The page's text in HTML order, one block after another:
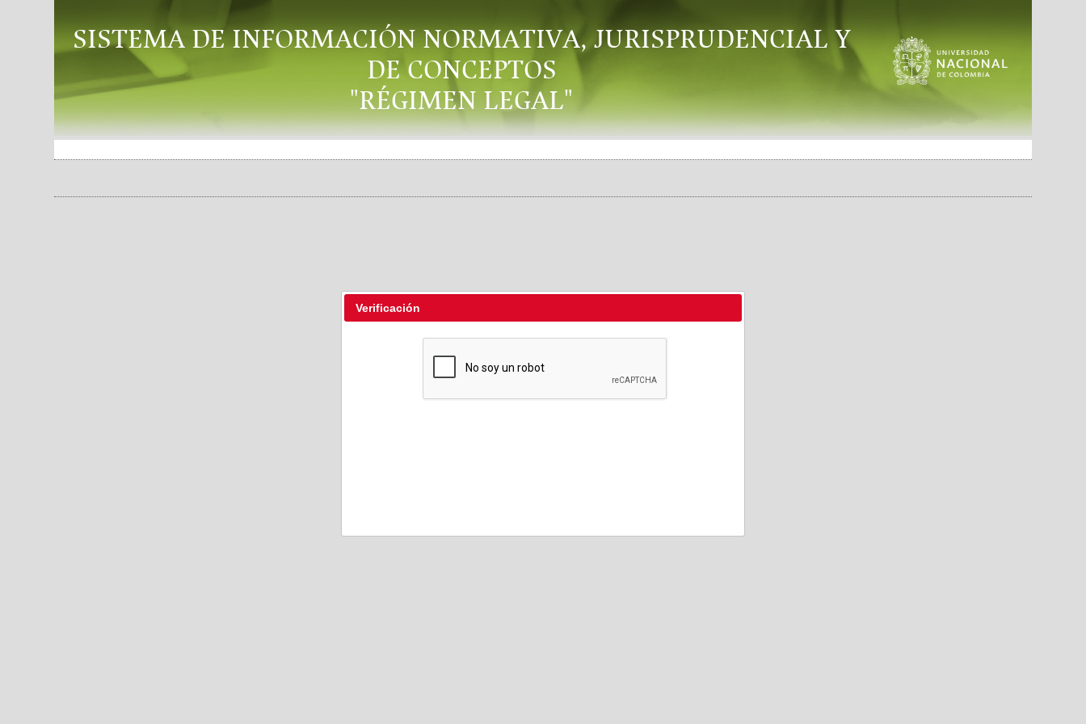
SISTEMA DE INFORMACIÓN NORMATIVA, JURISPRUDENCIAL Y
DE CONCEPTOS
"RÉGIMEN LEGAL"
Verificación